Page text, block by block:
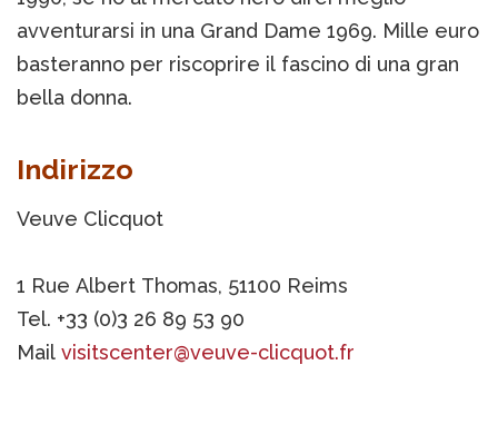
avventurarsi in una Grand Dame 1969. Mille euro
basteranno per riscoprire il fascino di una gran
bella donna.
Indirizzo
Veuve Clicquot
1 Rue Albert Thomas, 51100 Reims
Tel. +33 (0)3 26 89 53 90
Mail visitscenter@veuve-clicquot.fr